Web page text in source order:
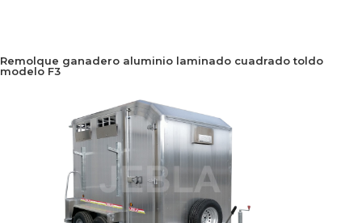
Remolque ganadero aluminio laminado cuadrado toldo
modelo F3